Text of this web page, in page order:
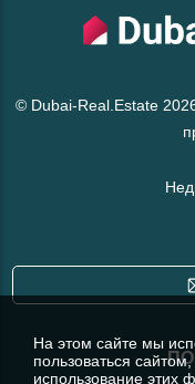
© Dubai-Real.Estate
На этом сайте мы
пользоваться
использование этих